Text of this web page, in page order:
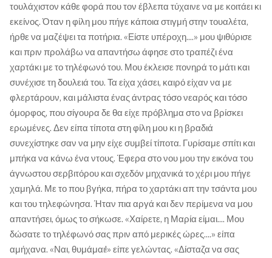
τουλάχιστον κάθε φορά που τον έβλεπα τύχαινε να με κοιτάει κι
εκείνος. Όταν η φίλη μου πήγε κάποια στιγμή στην τουαλέτα,
ήρθε να μαζέψει τα ποτήρια. «Είστε υπέροχη....» μου ψιθύρισε
και πριν προλάβω να απαντήσω άφησε στο τραπέζι ένα
χαρτάκι με το τηλέφωνό του. Μου έκλεισε πονηρά το μάτι και
συνέχισε τη δουλειά του. Τα είχα χάσει, καιρό είχαν να με
φλερτάρουν, και μάλιστα ένας άντρας τόσο νεαρός και τόσο
όμορφος, που σίγουρα δε θα είχε πρόβλημα στο να βρίσκει
ερωμένες. Δεν είπα τίποτα στη φίλη μου κι η βραδιά
συνεχίστηκε σαν να μην είχε συμβεί τίποτα. Γυρίσαμε σπίτι και
μπήκα να κάνω ένα ντους. Έφερα στο νου μου την εικόνα του
άγνωστου σερβιτόρου και σχεδόν μηχανικά το χέρι μου πήγε
χαμηλά. Με το που βγήκα, πήρα το χαρτάκι απ την τσάντα μου
και του τηλεφώνησα. Ήταν πια αργά και δεν περίμενα να μου
απαντήσει, όμως το σήκωσε. «Χαίρετε, η Μαρία είμαι.... Μου
δώσατε το τηλέφωνό σας πριν από μερικές ώρες....» είπα
αμήχανα. «Ναι, θυμάμαι!» είπε γελώντας. «Δίσταζα να σας